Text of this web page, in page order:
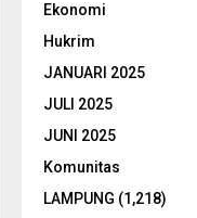
Ekonomi
Hukrim
JANUARI 2025
JULI 2025
JUNI 2025
Komunitas
LAMPUNG (1,218)